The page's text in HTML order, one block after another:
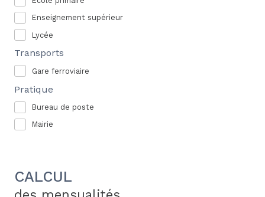
Enseignement supérieur
Lycée
Transports
Gare ferroviaire
Pratique
Bureau de poste
Mairie
CALCUL